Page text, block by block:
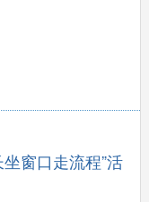
窗口走流程”活